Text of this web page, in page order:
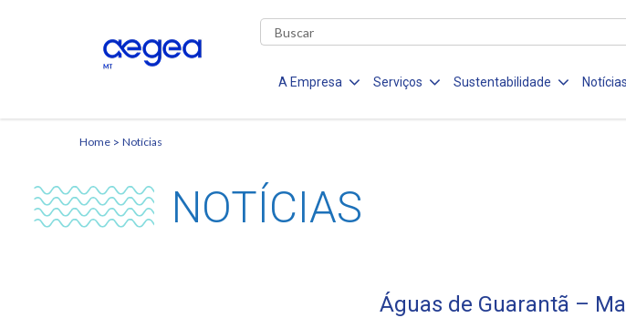
A Empresa Serviços Sustentabilidade Notícias
Home Notícias
NOTÍCIAS
Águas de Guarantã –